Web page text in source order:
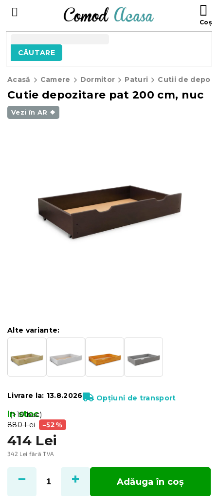
CĂUTARE
Acasă Camere Dormitor Paturi Cutii de
Cutie depozitare pat 200 cm, nuc
Vezi în AR ❖
880 Lei –52 %
414 Lei
342 Lei fără TVA
preţ:
In stoc
(>10 buc)
Alte variante:
Livrare la: 13.8.2026 Opțiuni de transport
Adăuga în coş